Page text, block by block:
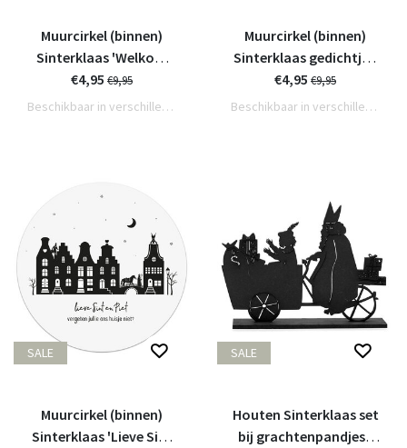
Muurcirkel (binnen)
Sinterklaas 'Welkom
lieve Sint en piet' -
20cm
€4,95 €9,95
Beschikbaar in verschillende varianten
Muurcirkel (binnen)
Sinterklaas gedichtje -
20cm
€4,95 €9,95
Beschikbaar in verschillende varianten
SALE
Muurcirkel (binnen)
Sinterklaas 'Lieve Sint
SALE
Houten Sinterklaas set
bij grachtenpandjes -